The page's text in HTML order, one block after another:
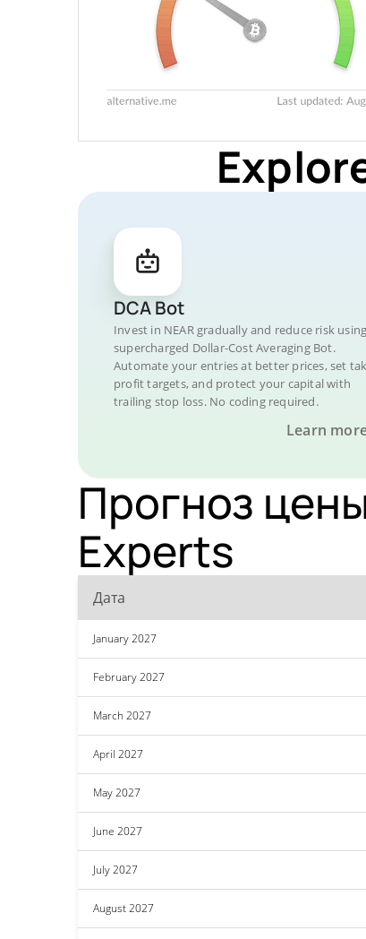
DCA Bot
Invest in NEAR gradually and reduce risk
supercharged Dollar-Cost Averaging Bot.
Automate your entries at better prices, set
profit targets, and protect your capital with
trailing stop loss. No coding required.
Learn
Прогноз
Experts
Дата
January 2027
February 2027
March 2027
April 2027
May 2027
June 2027
July 2027
August 2027